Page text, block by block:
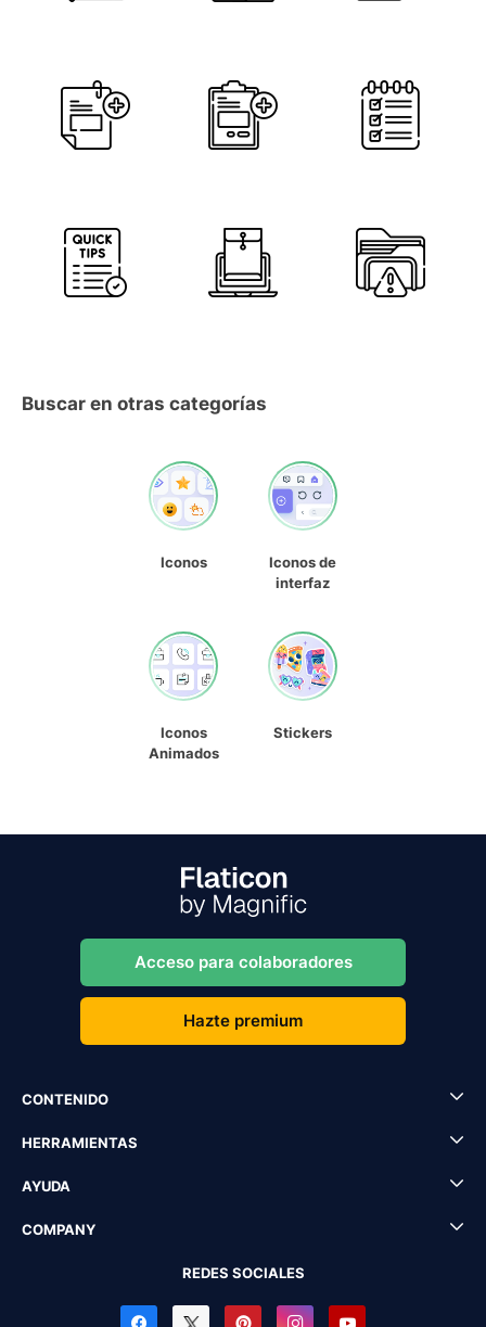
Buscar en otras categorías
Iconos
Iconos de
interfaz
Iconos
Animados
Stickers
Acceso para colaboradores
Hazte premium
CONTENIDO
HERRAMIENTAS
AYUDA
COMPANY
REDES SOCIALES